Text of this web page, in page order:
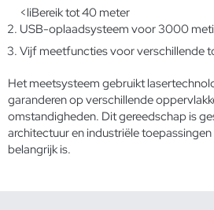
<liBereik tot 40 meter
USB-oplaadsysteem voor 3000
Vijf meetfuncties voor verschillende
Het meetsysteem gebruikt
garanderen op verschillende
omstandigheden. Dit gereedschap is
architectuur en industriële
belangrijk is.